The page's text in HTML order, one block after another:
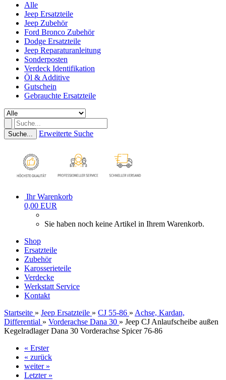
Alle
Jeep Ersatzteile
Jeep Zubehör
Ford Bronco Zubehör
Dodge Ersatzteile
Jeep Reparaturanleitung
Sonderposten
Verdeck Identifikation
Öl & Additive
Gutschein
Gebrauchte Ersatzteile
Suche... Erweiterte Suche
Ihr Warenkorb
0,00 EUR
Sie haben noch keine Artikel in Ihrem Warenkorb.
Shop
Ersatzteile
Zubehör
Karosserieteile
Verdecke
Werkstatt Service
Kontakt
Startseite » Jeep Ersatzteile » CJ 55-86 » Achse, Kardan,
Differential » Vorderachse Dana 30 » Jeep CJ Anlaufscheibe außen
Kegelradlager Dana 30 Vorderachse Spicer 76-86
« Erster
« zurück
weiter »
Letzter »